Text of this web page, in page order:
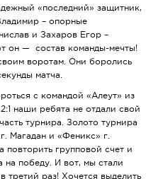
«последний» защитник,
– опорные
и Захаров Егор –
он — состав команды-мечты!
воротам. Они боролись
матча.
с командой «Алеут» из
наши ребята не отдали свой
турнира. Золото турнира
Магадан и «Феникс» г.
групповой счет и
на победу. И вот, мы стали
третий раз! Хочется выделить